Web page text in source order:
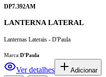
DP7.392AM
LANTERNA LATERAL
Lanternas Laterais - D'Paula
Marca:D'Paula
Ver detalhes Adicionar